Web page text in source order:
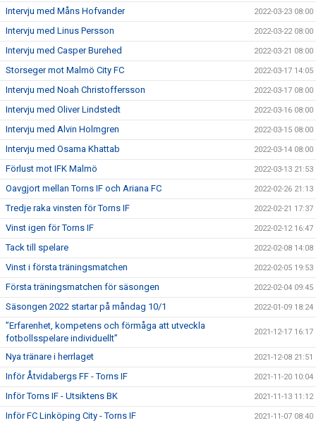
Intervju med Måns Hofvander 2022-03-23 08:00
Intervju med Linus Persson 2022-03-22 08:00
Intervju med Casper Burehed 2022-03-21 08:00
Storseger mot Malmö City FC 2022-03-17 14:05
Intervju med Noah Christoffersson 2022-03-17 08:00
Intervju med Oliver Lindstedt 2022-03-16 08:00
Intervju med Alvin Holmgren 2022-03-15 08:00
Intervju med Osama Khattab 2022-03-14 08:00
Förlust mot IFK Malmö 2022-03-13 21:53
Oavgjort mellan Torns IF och Ariana FC 2022-02-26 21:13
Tredje raka vinsten för Torns IF 2022-02-21 17:37
Vinst igen för Torns IF 2022-02-12 16:47
Tack till spelare 2022-02-08 14:08
Vinst i första träningsmatchen 2022-02-05 19:53
Första träningsmatchen för säsongen 2022-02-04 09:45
Säsongen 2022 startar på måndag 10/1 2022-01-09 18:24
”Erfarenhet, kompetens och förmåga att utveckla
fotbollsspelare individuellt”
2021-12-17 16:17
Nya tränare i herrlaget 2021-12-08 21:51
Inför Åtvidabergs FF - Torns IF 2021-11-20 10:04
Inför Torns IF - Utsiktens BK 2021-11-13 11:12
Inför FC Linköping City - Torns IF 2021-11-07 08:40